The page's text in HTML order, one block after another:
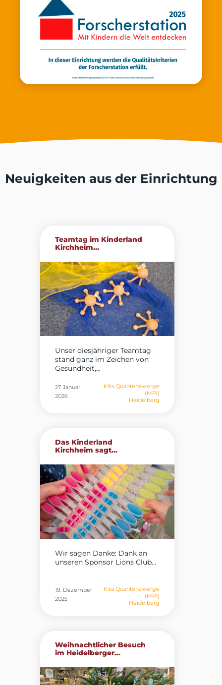
Neuigkeiten aus der Einrichtung
Teamtag im Kinderland
Kirchheim...
Unser diesjähriger Teamtag
stand ganz im Zeichen von
Gesundheit,...
27. Januar
2026
Kita Quantenzwerge
(MPI)
Heidelberg
Das Kinderland
Kirchheim sagt...
Wir sagen Danke: Dank an
unseren Sponsor Lions Club...
19. Dezember
2025
Kita Quantenzwerge
(MPI)
Heidelberg
Weihnachtlicher Besuch
im Heidelberger...